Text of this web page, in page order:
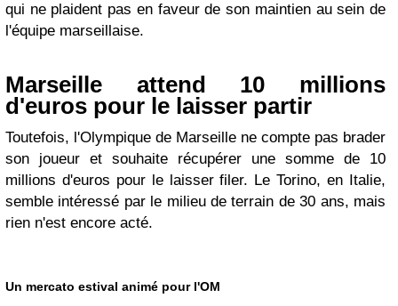
qui ne plaident pas en faveur de son maintien au sein de
l'équipe marseillaise.
Marseille attend 10 millions
d'euros pour le laisser partir
Toutefois, l'Olympique de Marseille ne compte pas brader
son joueur et souhaite récupérer une somme de 10
millions d'euros pour le laisser filer. Le Torino, en Italie,
semble intéressé par le milieu de terrain de 30 ans, mais
rien n'est encore acté.
Un mercato estival animé pour l'OM